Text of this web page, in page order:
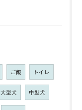
ご飯 トイレ
大型犬 中型犬